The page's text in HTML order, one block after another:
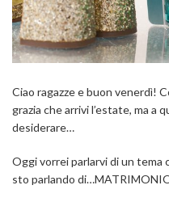
Ciao ragazze e buon venerdì!
grazia che arrivi l’estate, ma a
desiderare…
Oggi vorrei parlarvi di un tema
sto parlando